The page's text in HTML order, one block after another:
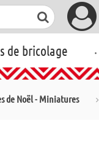
de bricolage .
de Noël - Miniatures